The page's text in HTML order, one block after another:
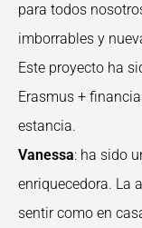
para todos
imborrables y
Este proyecto ha
Erasmus +
estancia.
Vanessa: ha sido
enriquecedora. La
sentir como en